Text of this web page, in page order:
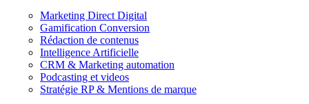
Marketing Direct Digital
Gamification Conversion
Rédaction de contenus
Intelligence Artificielle
CRM & Marketing automation
Podcasting et videos
Stratégie RP & Mentions de marque